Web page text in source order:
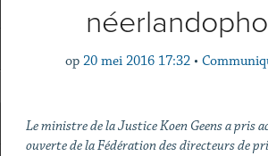
op 20 mei 2016 17:32 •
Le ministre de la Justice Koen Geens a pris
ouverte de la Fédération des directeurs de